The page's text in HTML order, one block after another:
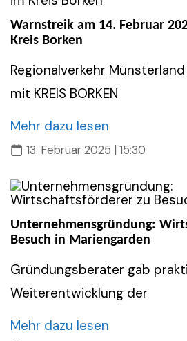
Warnstreik am 14. Februar
Kreis Borken
Regionalverkehr
mit KREIS BORKEN
Mehr dazu lesen
13. Februar 2025 | 15:30
Unternehmensgründung:
Besuch in Mariengarden
Gründungsberater gab
Weiterentwicklung der
Mehr dazu lesen